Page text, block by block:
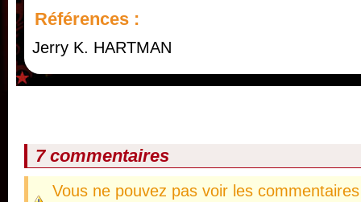
Références :
Jerry K. HARTMAN
7 commentaires
Vous ne pouvez pas voir les